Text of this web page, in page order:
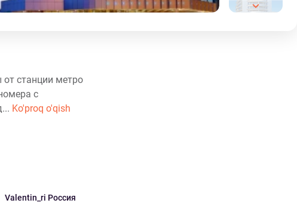
станции метро
с
Ko'proq o'qish
Valentin_ri Россия